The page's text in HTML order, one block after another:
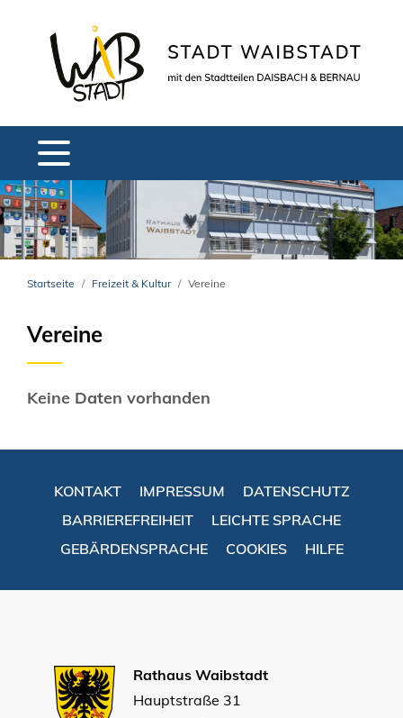
Startseite Freizeit & Kultur Vereine
Vereine
Keine Daten vorhanden
KONTAKT IMPRESSUM
DATENSCHUTZ
BARRIEREFREIHEIT
LEICHTE SPRACHE
GEBÄRDENSPRACHE
COOKIES HILFE
Rathaus Waibstadt
Hauptstraße 31